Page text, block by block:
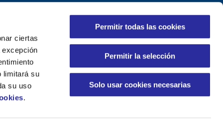
ciertas
limitará su
su uso
.
Permitir todas las cookies
Permitir la selección
Solo usar cookies necesarias